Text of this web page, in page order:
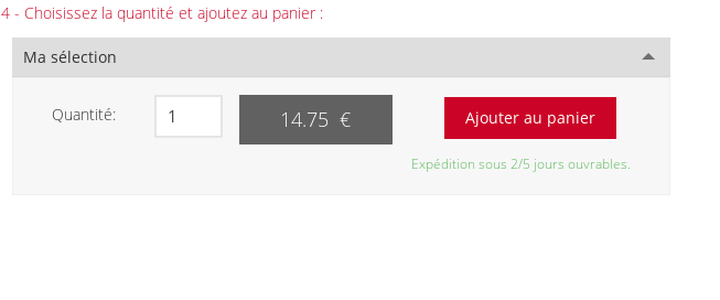
4 - Choisissez la quantité et ajoutez au panier :
Ma sélection
Quantité: 14.75 €
Expédition sous 2/5 jours ouvrables.